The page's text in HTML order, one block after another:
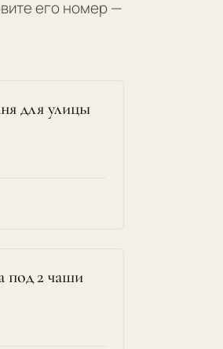
его номер —
для улицы
под 2 чаши